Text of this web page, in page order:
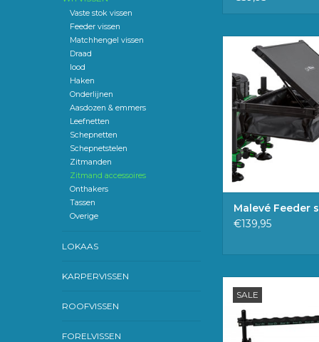
Vaste stok vissen
Feeder vissen
Matchhengel vissen
Draad
lood
Haken
Onderlijnen
Aasdozen & emmers
Leefnetten
Schepnetten
Schepnetstelen
Zitmanden
Zitmand accessoires
Onthakers
Tassen
Overige
LOKAAS
KARPERVISSEN
ROOFVISSEN
FORELVISSEN
Malevé Feeder
TOEVOEGEN
Malevé Feeder
€139,95
SALE
TOEVOEGEN